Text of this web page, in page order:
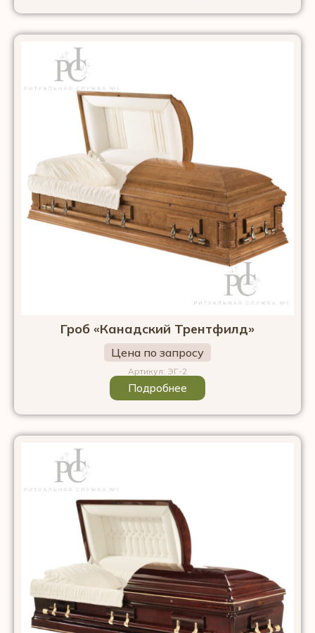
Гроб «Канадский Трентфилд»
Цена по запросу
Артикул: ЭГ-2
Подробнее